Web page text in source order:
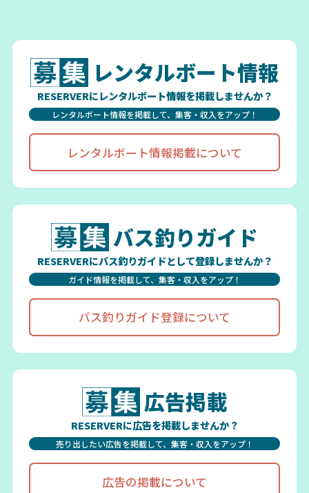
レンタルボート情報
RESERVERにレンタルボート情報を掲載しませんか？
レンタルボート情報を掲載して、集客・収入をアップ！
レンタルボート情報掲載について
バス釣りガイド
RESERVERにバス釣りガイドとして登録しませんか？
ガイド情報を掲載して、集客・収入をアップ！
バス釣りガイド登録について
広告掲載
RESERVERに広告を掲載しませんか？
売り出したい広告を掲載して、集客・収入をアップ！
広告の掲載について